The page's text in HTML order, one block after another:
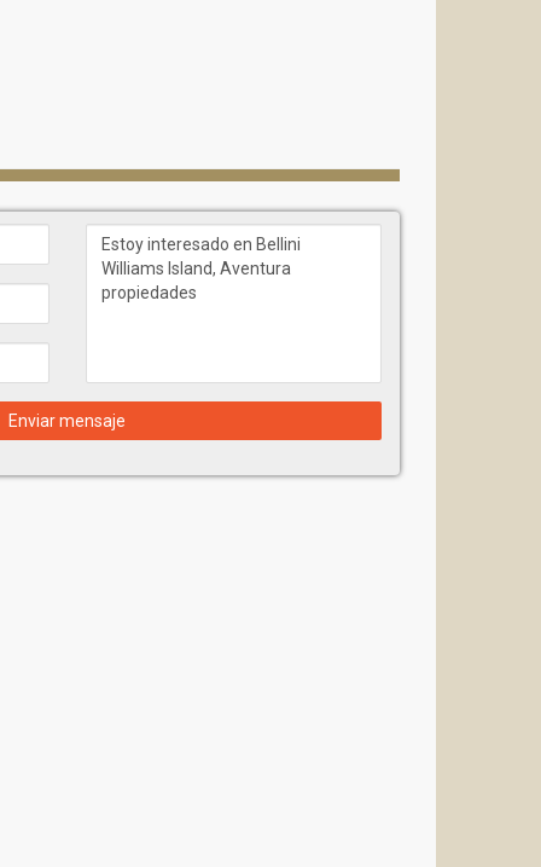
como Sub-Zero y Poggenpohl
Enviar mensaje